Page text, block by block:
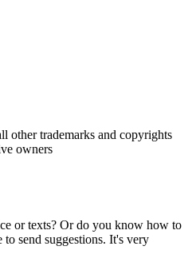
other trademarks and copyrights
owners
or texts? Or do you know how to
send suggestions. It's very